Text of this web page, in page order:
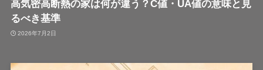
高気密高断熱の家は何が違う？C値・UA値の意味と見
るべき基準
2026年7月2日